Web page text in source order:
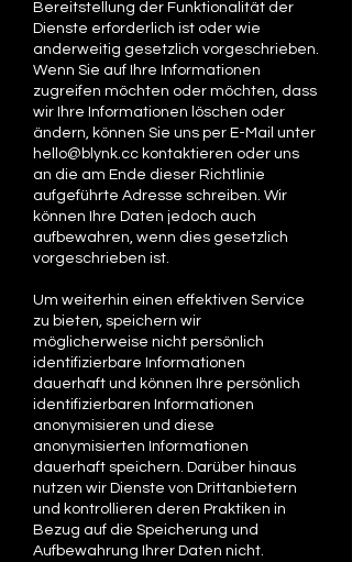
Bereitstellung der Funktionalität der
Dienste erforderlich ist oder wie
anderweitig gesetzlich vorgeschrieben.
Wenn Sie auf Ihre Informationen
zugreifen möchten oder möchten, dass
wir Ihre Informationen löschen oder
ändern, können Sie uns per E-Mail unter
hello@blynk.cc kontaktieren oder uns
an die am Ende dieser Richtlinie
aufgeführte Adresse schreiben. Wir
können Ihre Daten jedoch auch
aufbewahren, wenn dies gesetzlich
vorgeschrieben ist.
Um weiterhin einen effektiven Service
zu bieten, speichern wir
möglicherweise nicht persönlich
identifizierbare Informationen
dauerhaft und können Ihre persönlich
identifizierbaren Informationen
anonymisieren und diese
anonymisierten Informationen
dauerhaft speichern. Darüber hinaus
nutzen wir Dienste von Drittanbietern
und kontrollieren deren Praktiken in
Bezug auf die Speicherung und
Aufbewahrung Ihrer Daten nicht.